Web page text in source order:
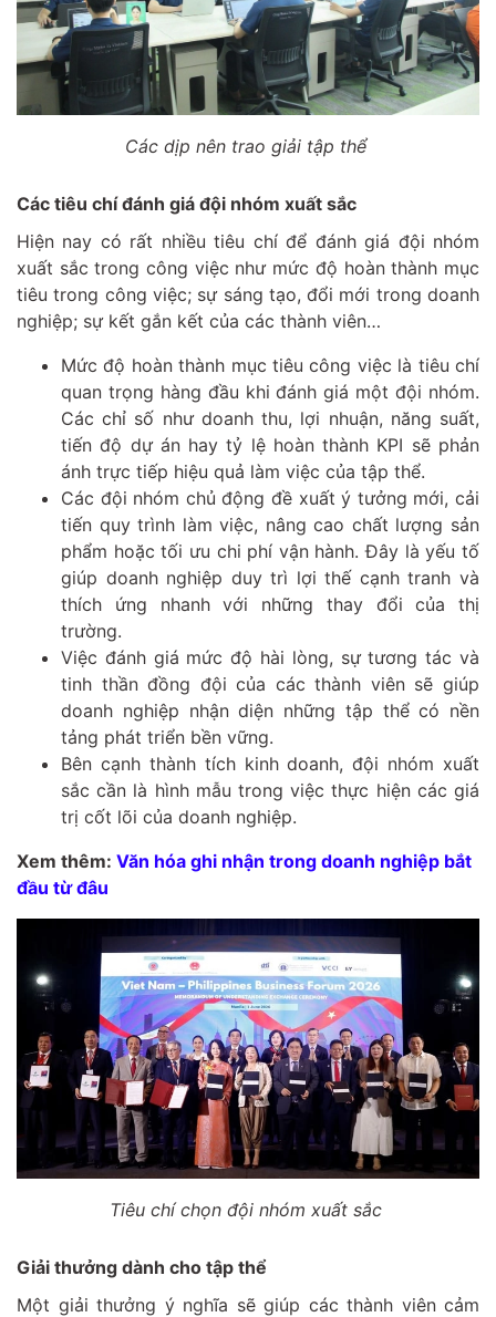
Các dịp nên trao giải tập thể
Các tiêu chí đánh giá đội nhóm xuất sắc
Hiện nay có rất nhiều tiêu chí để đánh giá đội nhóm
xuất sắc trong công việc như mức độ hoàn thành mục
tiêu trong công việc; sự sáng tạo, đổi mới trong doanh
nghiệp; sự kết gắn kết của các thành viên…
Mức độ hoàn thành mục tiêu công việc là tiêu chí
quan trọng hàng đầu khi đánh giá một đội nhóm.
Các chỉ số như doanh thu, lợi nhuận, năng suất,
tiến độ dự án hay tỷ lệ hoàn thành KPI sẽ phản
ánh trực tiếp hiệu quả làm việc của tập thể.
Các đội nhóm chủ động đề xuất ý tưởng mới, cải
tiến quy trình làm việc, nâng cao chất lượng sản
phẩm hoặc tối ưu chi phí vận hành. Đây là yếu tố
giúp doanh nghiệp duy trì lợi thế cạnh tranh và
thích ứng nhanh với những thay đổi của thị
trường.
Việc đánh giá mức độ hài lòng, sự tương tác và
tinh thần đồng đội của các thành viên sẽ giúp
doanh nghiệp nhận diện những tập thể có nền
tảng phát triển bền vững.
Bên cạnh thành tích kinh doanh, đội nhóm xuất
sắc cần là hình mẫu trong việc thực hiện các giá
trị cốt lõi của doanh nghiệp.
Xem thêm: Văn hóa ghi nhận trong doanh nghiệp bắt
đầu từ đâu
Tiêu chí chọn đội nhóm xuất sắc
Giải thưởng dành cho tập thể
Một giải thưởng ý nghĩa sẽ giúp các thành viên cảm